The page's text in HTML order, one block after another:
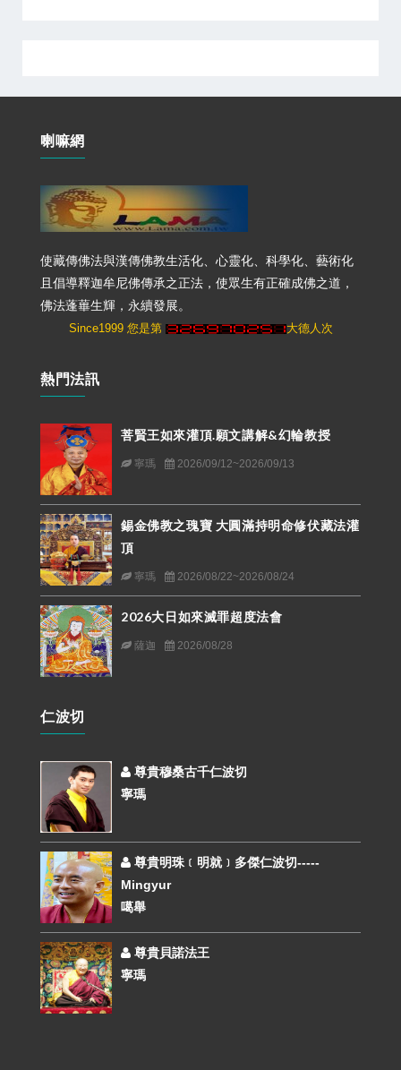
喇嘛網
使藏傳佛法與漢傳佛教生活化、心靈化、科學化、藝術化
且倡導釋迦牟尼佛傳承之正法，使眾生有正確成佛之道，
佛法蓬蓽生輝，永續發展。
Since1999 您是第 大德人次
熱門法訊
菩賢王如來灌頂.願文講解&幻輪教授
寧瑪 2026/09/12~2026/09/13
錫金佛教之瑰寶 大圓滿持明命修伏藏法灌
頂
寧瑪 2026/08/22~2026/08/24
2026大日如來滅罪超度法會
薩迦 2026/08/28
仁波切
尊貴穆桑古千仁波切
寧瑪
尊貴明珠﹝明就﹞多傑仁波切-----
Mingyur
噶舉
尊貴貝諾法王
寧瑪